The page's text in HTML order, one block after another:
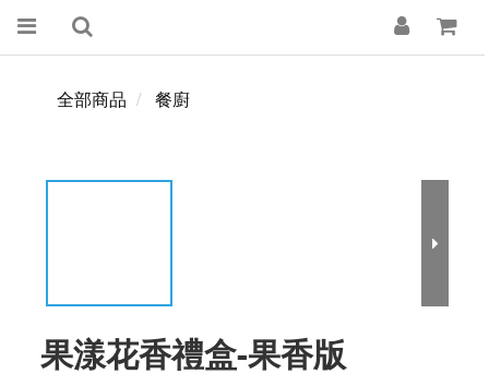
全部商品 餐廚
果漾花香禮盒-果香版